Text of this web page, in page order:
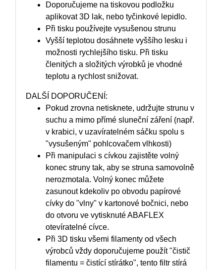
Doporučujeme na tiskovou podložku
aplikovat 3D lak, nebo tyčinkové lepidlo.
Při tisku používejte vysušenou strunu
Vyšší teplotou dosáhnete vyššího lesku i
možnosti rychlejšího tisku. Při tisku
členitých a složitých výrobků je vhodné
teplotu a rychlost snižovat.
DALŠÍ DOPORUČENÍ:
Pokud zrovna netisknete, udržujte strunu v
suchu a mimo přímé sluneční záření (např.
v krabici, v uzavíratelném sáčku spolu s
"vysušeným" pohlcovačem vlhkosti)
Při manipulaci s cívkou zajistěte volný
konec struny tak, aby se struna samovolně
nerozmotala. Volný konec můžete
zasunout kdekoliv po obvodu papírové
cívky do "vlny" v kartonové bočnici, nebo
do otvoru ve vytisknuté ABAFLEX
otevíratelné cívce.
Při 3D tisku všemi filamenty od všech
výrobců vždy doporučujeme použít "čistič
filamentu = čistící stírátko", tento filtr stírá